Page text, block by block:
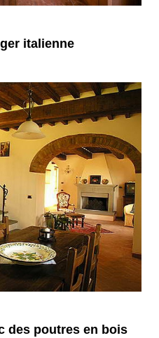
italienne
des poutres en bois